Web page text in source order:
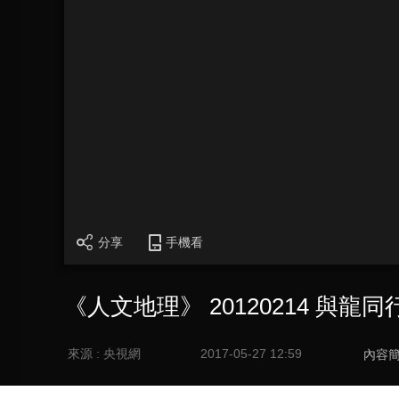
分享 手機看
《人文地理》 20120214 與龍同
來源 : 央視網 2017-05-27 12:59 內容